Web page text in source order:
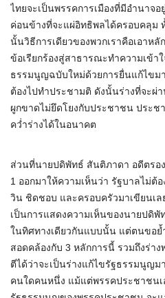
ไทยจะเป็นพรรคการเมืองที่มีอำนาจ
ค่อนข้างที่จะแผ่อิทธิพลได้ครอบคลุม
นั้นวิธีการเดียวของพวกเราคือเอาห
ข้อเรียกร้องสู่สาธารณะทำความเข้า
ธรรมนูญฉบับใหม่ด้วยการยื่นแก้ไขม
ต้องไปทำประชามติ ดังนั้นร่างที่จะผ่
ผูกขาดไม่ยึดโยงกับประชาชน ประ
คว่ำร่างได้ในอนาคต
ส่วนที่นายปดิพัทธ์ สันติภาดา อดีตร
1 ออกมาให้ความเห็นว่า รัฐบาลไม่ต้
วิน ชิดชอบ และครอบครัวมาเขียนเ
เป็นการแสดงความเห็นของนายปดิ
ในทิศทางเดียวกันแบบนั้น แต่ตนขอย้
สอดคล้องกับ 3 หลักการนี้ รวมถึงร่า
ตีได้ว่าจะเป็นร่างแก้ไขรัฐธรรมนูญ
คนใดคนหนึ่ง แม้แต่พรรคประชาชนเ